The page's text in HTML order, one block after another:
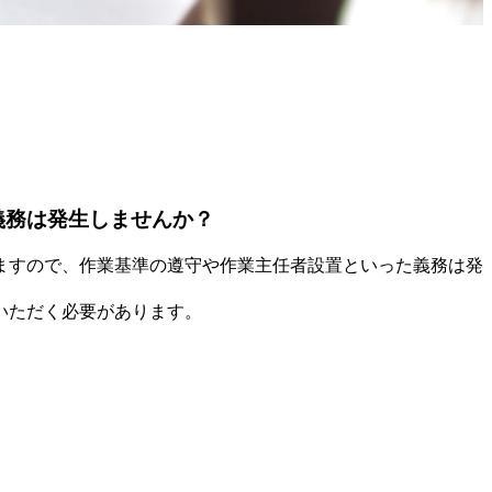
は発生しませんか？
ので、作業基準の遵守や作業主任者設置といった義務は発
だく必要があります。